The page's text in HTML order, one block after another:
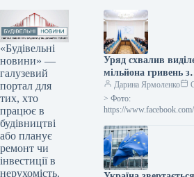
«Будівельні
новини» —
галузевий
портал для
тих, хто
працює в
будівництві
або планує
ремонт чи
інвестиції в
нерухомість.
Уряд схвалив
мільйона гривень з
державного
відновлювальних
подолання
Дарина Ярмоленко
> Фото:
https://
виділення коштів,
державному бюджеті на
фінансування
з…